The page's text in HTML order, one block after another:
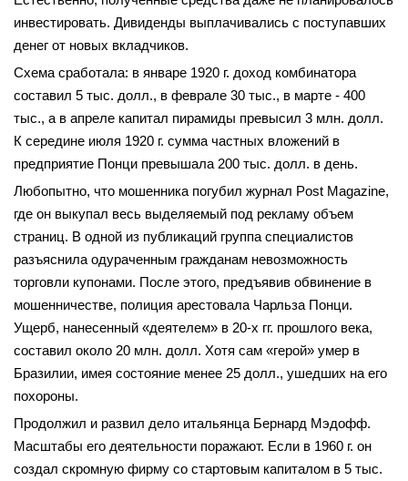
инвестировать. Дивиденды выплачивались с поступавших
денег от новых вкладчиков.
Схема сработала: в январе 1920 г. доход комбинатора
составил 5 тыс. долл., в феврале 30 тыс., в марте - 400
тыс., а в апреле капитал пирамиды превысил 3 млн. долл.
К середине июля 1920 г. сумма частных вложений в
предприятие Понци превышала 200 тыс. долл. в день.
Любопытно, что мошенника погубил журнал Post Magazine,
где он выкупал весь выделяемый под рекламу объем
страниц. В одной из публикаций группа специалистов
разъяснила одураченным гражданам невозможность
торговли купонами. После этого, предъявив обвинение в
мошенничестве, полиция арестовала Чарльза Понци.
Ущерб, нанесенный «деятелем» в 20-х гг. прошлого века,
составил около 20 млн. долл. Хотя сам «герой» умер в
Бразилии, имея состояние менее 25 долл., ушедших на его
похороны.
Продолжил и развил дело итальянца Бернард Мэдофф.
Масштабы его деятельности поражают. Если в 1960 г. он
создал скромную фирму со стартовым капиталом в 5 тыс.